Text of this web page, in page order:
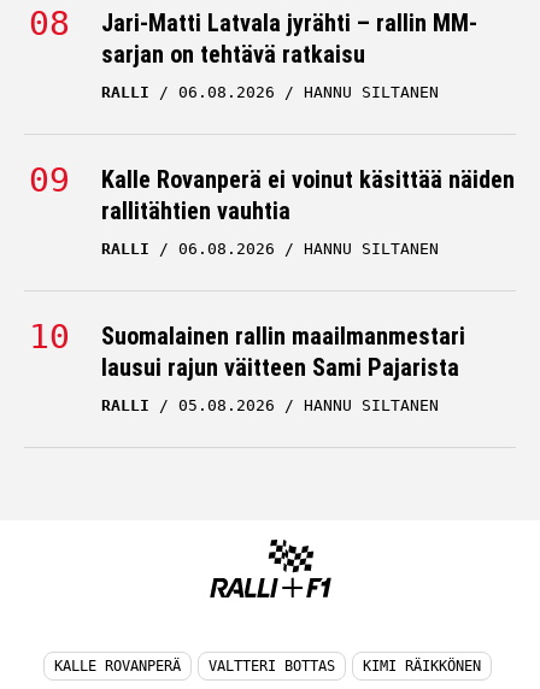
Jari-Matti Latvala jyrähti – rallin MM-
sarjan on tehtävä ratkaisu
RALLI 06.08.2026 HANNU SILTANEN
Kalle Rovanperä ei voinut käsittää näiden
rallitähtien vauhtia
RALLI 06.08.2026 HANNU SILTANEN
Suomalainen rallin maailmanmestari
lausui rajun väitteen Sami Pajarista
RALLI 05.08.2026 HANNU SILTANEN
KALLE ROVANPERÄ VALTTERI BOTTAS KIMI RÄIKKÖNEN